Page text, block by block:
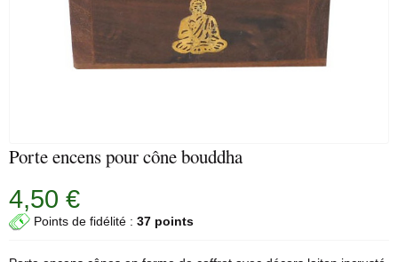
Porte encens pour cône bouddha
4,50 €
Points de fidélité : 37 points